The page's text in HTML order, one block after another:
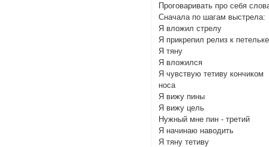
Проговаривать про себя
Сначала по шагам выстрела:
Я вложил стрелу
Я прикрепил релиз к петельке
Я тяну
Я вложился
Я чувствую тетиву кончиком
носа
Я вижу пины
Я вижу цель
Нужный мне пин - третий
Я начинаю наводить
Я тяну тетиву